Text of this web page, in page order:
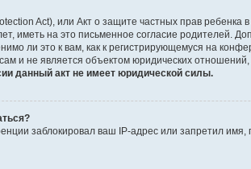
Act), или Акт о защите частных прав
иметь на это письменное согласие родителей.
ли это к вам, как к регистрирующемуся на
и не является объектом юридических отношений,
данный акт не имеет юридической силы.
заблокировал ваш IP-адрес или запретил